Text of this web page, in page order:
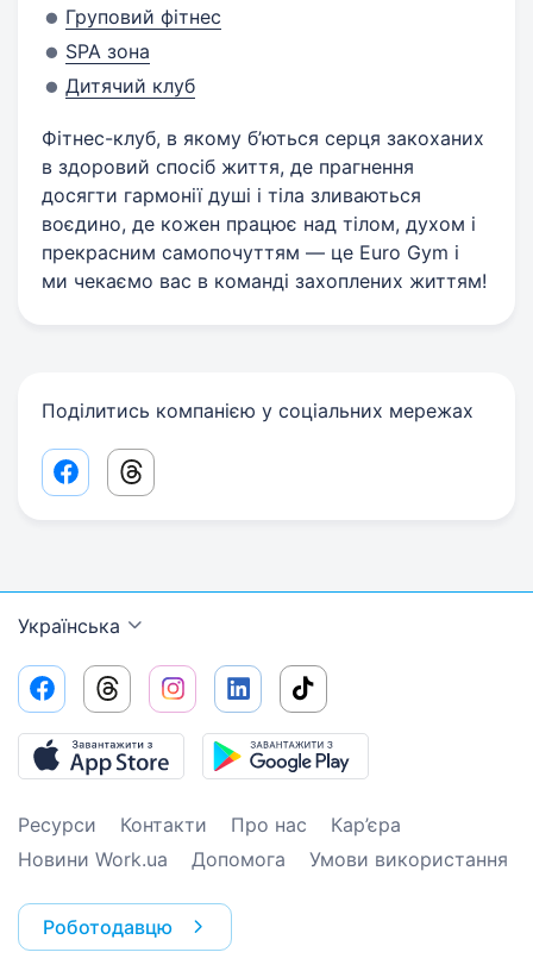
Груповий фітнес
SPA зона
Дитячий клуб
Фітнес-клуб, в якому б’ються серця закоханих
в здоровий спосіб життя, де прагнення
досягти гармонії душі і тіла зливаються
воєдино, де кожен працює над тілом, духом і
прекрасним самопочуттям — це Euro Gym і
ми чекаємо вас в команді захоплених життям!
Поділитись компанією у соціальних мережах
Facebook share link
Threads share link
Українська
Ресурси Контакти Про нас
Кар’єра
Новини Work.ua
Допомога Умови використання
Роботодавцю